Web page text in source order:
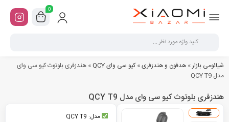
0
شیائومی بازار» هدفون و هندزفری»کیو سی وای QCY » هندزفری بلوتوث کیو سی وای
مدل QCY T9
هندزفری بلوتوث کیو سی وای مدل QCY T9
مدل: QCY T9